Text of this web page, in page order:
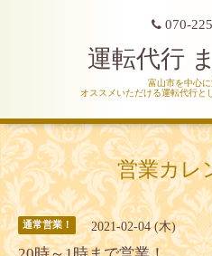
070-
運転代行
富山市を中心
オススメいただける運転代行と
営業カレ
通常営業！ 2021-02-04 (木)